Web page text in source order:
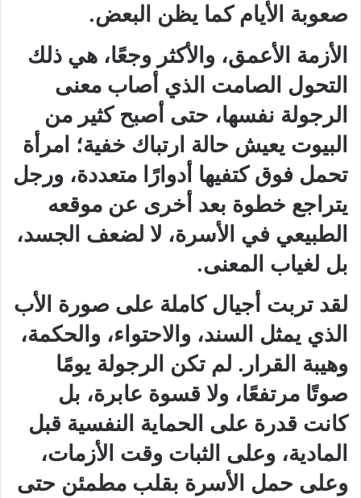
صعوبة الأيام كما يظن البعض.
الأزمة الأعمق، والأكثر وجعًا، هي ذلك
التحول الصامت الذي أصاب معنى
الرجولة نفسها، حتى أصبح كثير من
البيوت يعيش حالة ارتباك خفية؛ امرأة
تحمل فوق كتفيها أدوارًا متعددة، ورجل
يتراجع خطوة بعد أخرى عن موقعه
الطبيعي في الأسرة، لا لضعف الجسد،
بل لغياب المعنى.
لقد تربت أجيال كاملة على صورة الأب
الذي يمثل السند، والاحتواء، والحكمة،
وهيبة القرار. لم تكن الرجولة يومًا
صوتًا مرتفعًا، ولا قسوة عابرة، بل
كانت قدرة على الحماية النفسية قبل
المادية، وعلى الثبات وقت الأزمات،
وعلى حمل الأسرة بقلب مطمئن حتى